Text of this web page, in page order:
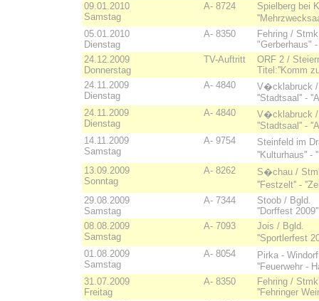
09.01.2010
Samstag
A- 8724
Spielberg bei
05.01.2010
Dienstag
A- 8350
Fehring /
"Gerberhaus"
24.12.2009
Donnerstag
TV-Auftritt
ORF 2 /
Titel:''Komm
24.11.2009
Dienstag
A- 4840
V�cklabruck
''Stadtsaal'' -
24.11.2009
Dienstag
A- 4840
V�cklabruck
''Stadtsaal'' -
14.11.2009
Samstag
A- 9754
Steinfeld im
''Kulturhaus'' -
13.09.2009
Sonntag
A- 8262
S�chau /
''Festzelt'' -
29.08.2009
Samstag
A- 7344
Stoob / Bgld.
''Dorffest
08.08.2009
Samstag
A- 7093
Jois / Bgld.
''Sportlerfest
01.08.2009
Samstag
A- 8054
Pirka -
''Feuerwehr -
31.07.2009
Freitag
A- 8350
Fehring /
''Fehringer